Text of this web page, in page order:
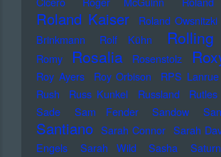
Roland Kaiser Roland Owsnitzki
Brinkmann
Rolf Kühn
Romy Rosalia Rosenstolz
Roy Ayers Roy Orbison RPS Lanrue
Rush
Russ Kunkel Russland Rutles
Sade
Sam Fender Sandow
Santiano Sarah Connor Sarah
Engels
Sarah Wild Sasha